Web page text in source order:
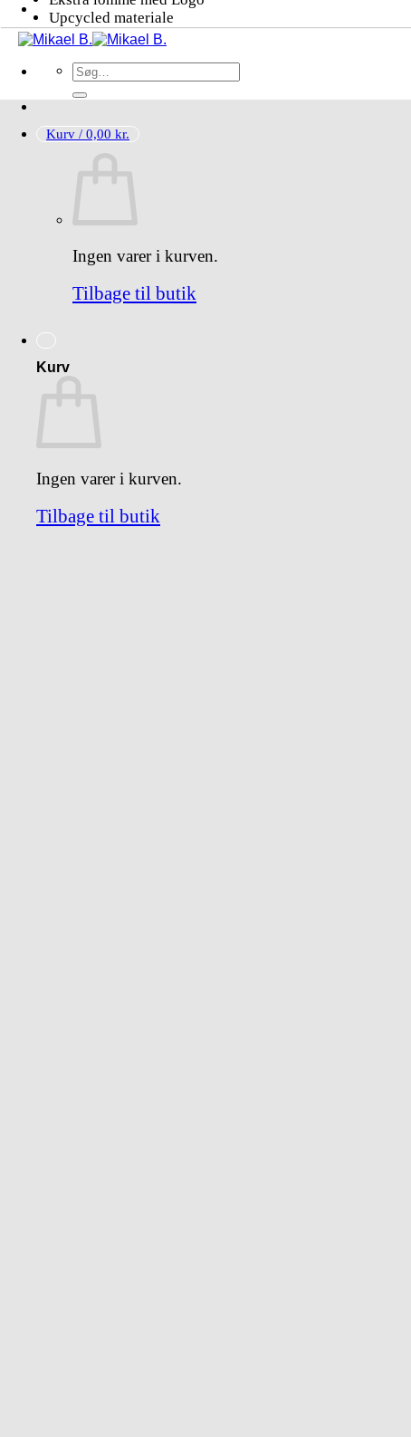
Søg
efter:
Kurv / 0,00 kr.
Ingen varer i kurven.
Tilbage til butik
Kurv
Ingen varer i kurven.
Tilbage til butik
Upcycled materiale